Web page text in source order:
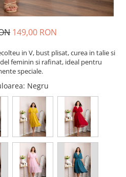
149,00 RON
in V, bust plisat, curea in talie si
feminin si rafinat, ideal pentru
speciale.
: Negru